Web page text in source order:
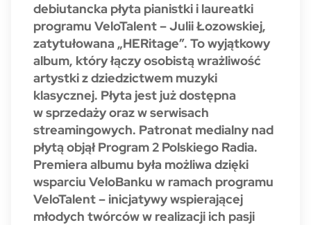
debiutancka płyta pianistki i laureatki
programu VeloTalent – Julii Łozowskiej,
zatytułowana „HERitage”. To wyjątkowy
album, który łączy osobistą wrażliwość
artystki z dziedzictwem muzyki
klasycznej. Płyta jest już dostępna
w sprzedaży oraz w serwisach
streamingowych. Patronat medialny nad
płytą objął Program 2 Polskiego Radia.
Premiera albumu była możliwa dzięki
wsparciu VeloBanku w ramach programu
VeloTalent – inicjatywy wspierającej
młodych twórców w realizacji ich pasji